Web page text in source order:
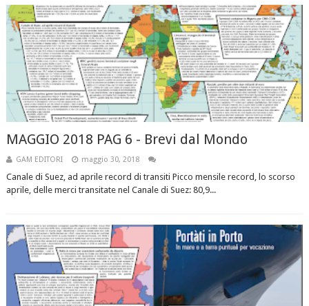
MAGGIO 2018 PAG 6 - Brevi dal Mondo
GAM EDITORI maggio 30, 2018
Canale di Suez, ad aprile record di transiti Picco mensile record, lo scorso
aprile, delle merci transitate nel Canale di Suez: 80,9...